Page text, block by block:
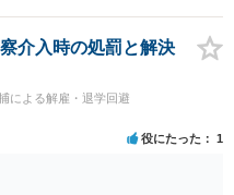
介入時の処罰と解決
による解雇・退学回避
役にたった 1